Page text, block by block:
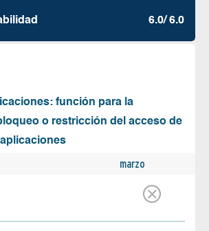
6.0/ 6.0
función para la
o restricción del acceso de
marzo